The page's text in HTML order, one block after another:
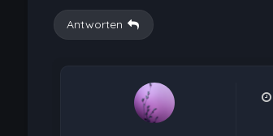
Antworten